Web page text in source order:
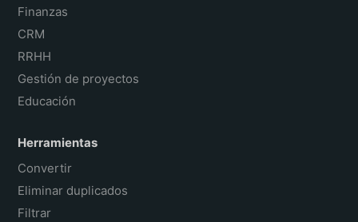
Finanzas
CRM
RRHH
Gestión de proyectos
Educación
Herramientas
Convertir
Eliminar duplicados
Filtrar